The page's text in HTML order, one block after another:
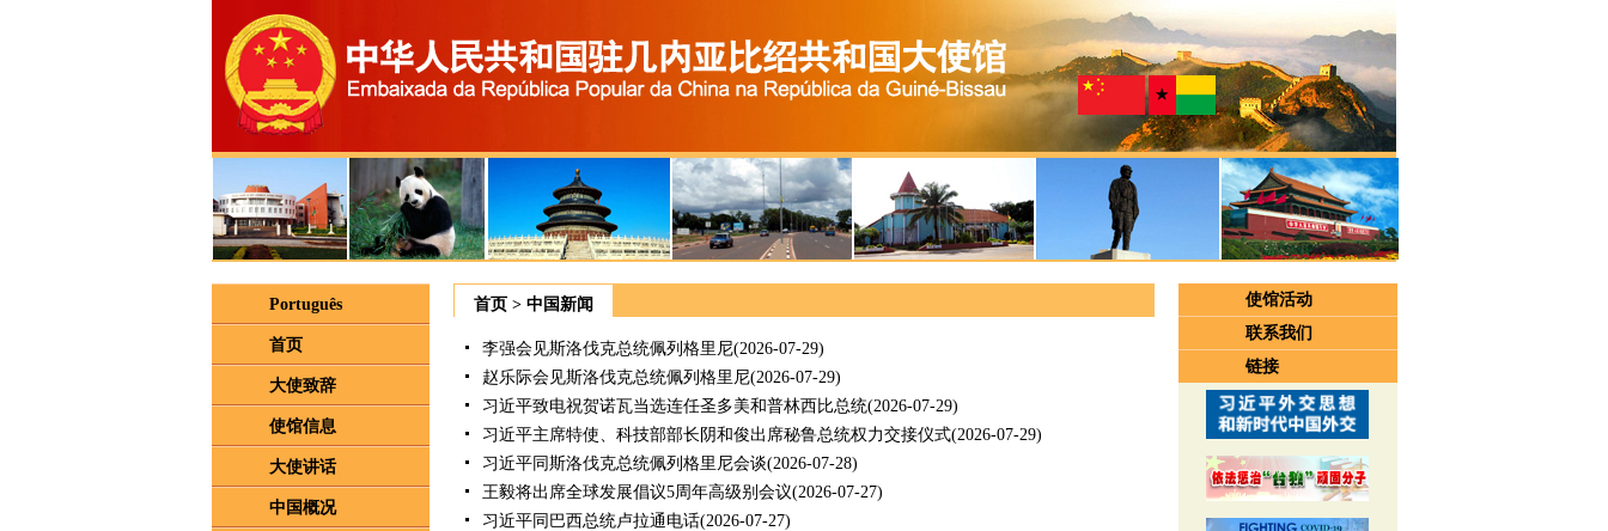
Português
首页
大使致辞
使馆信息
大使讲话
中国概况
首页> 中国新闻
李强会见斯洛伐克总统佩列格里尼(2026-07-29)
赵乐际会见斯洛伐克总统佩列格里尼(2026-07-29)
习近平致电祝贺诺瓦当选连任圣多美和普林西比总统(2026-07-29)
习近平主席特使、科技部部长阴和俊出席秘鲁总统权力交接仪式(2026-07-29)
习近平同斯洛伐克总统佩列格里尼会谈(2026-07-28)
王毅将出席全球发展倡议5周年高级别会议(2026-07-27)
习近平同巴西总统卢拉通电话(2026-07-27)
使馆活动
联系我们
链接